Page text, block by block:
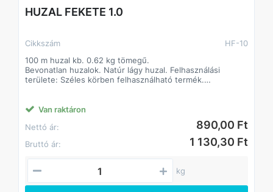
HUZAL FEKETE 1.0
Cikkszám
HF-10
100 m huzal kb. 0.62 kg tömegű.
Bevonatlan huzalok. Natúr lágy huzal. Felhasználási
területe: Széles körben felhasználható termék.
Van raktáron
Nettó ár:
890,00 Ft
Bruttó ár: 1 130,30 Ft
kg